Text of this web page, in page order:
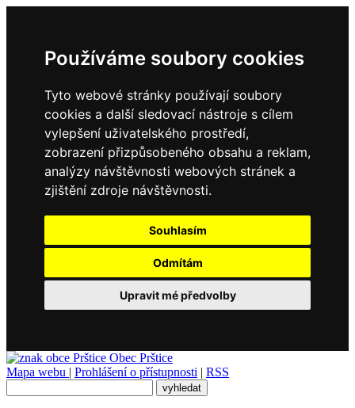
Používáme soubory cookies
Tyto webové stránky používají soubory
cookies a další sledovací nástroje s cílem
vylepšení uživatelského prostředí,
zobrazení přizpůsobeného obsahu a reklam,
analýzy návštěvnosti webových stránek a
zjištění zdroje návštěvnosti.
Souhlasím
Odmítám
Upravit mé předvolby
Obec Prštice
Mapa webu | Prohlášení o přístupnosti | RSS